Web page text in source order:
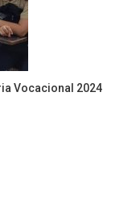
Vocacional 2024